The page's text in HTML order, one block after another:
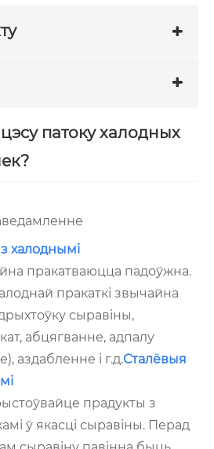
патоку халодных
халоднымі
пракатваюцца падоўжна.
пракаткі звычайна
сыравіны,
абцягванне, адпалу
аздабленне і г.д.Сталёвыя
прадукты з
ў якасці сыравіны. Перад